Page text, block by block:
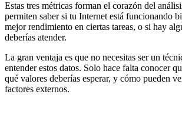
Estas tres métricas forman el corazón del
permiten saber si tu Internet está funcionando
mejor rendimiento en ciertas tareas, o si hay
deberías atender.
La gran ventaja es que no necesitas ser un
entender estos datos. Solo hace falta conocer
qué valores deberías esperar, y cómo pueden
factores externos.